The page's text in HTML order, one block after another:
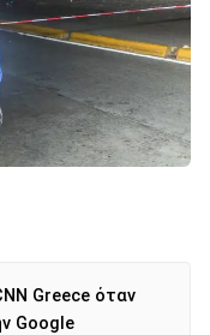
Greece όταν
Google